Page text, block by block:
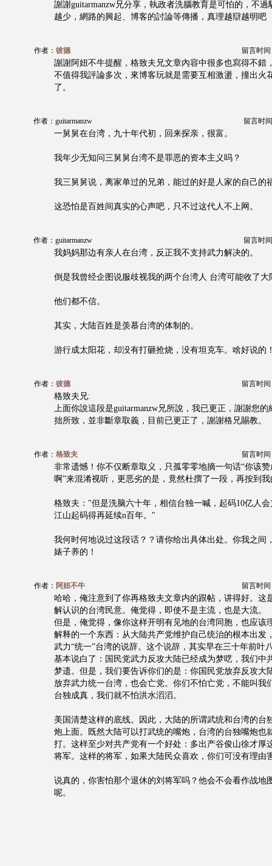
謝謝guitarmanzw兄分享，執政者洗腦教育是可怕的，不
越少，網路的興起、博客的討論等傳播，真理越辯越明吧
作者： 彼德 留言时间
謝謝阿妞不牛提醒，格致夫兄文章內容中很多也寫得不錯
不值得我評論多次，來博客玩就是需要互相激盪，撞出火
了。
作者：guitarmanzw 留言时
一舅舅在台湾，九十年代初，回来探亲，很富。
我年少无知问三舅舅台湾不是罪恶的资本主义吗？
我三舅舅说，离家单过的兄弟，能过的好是人家的自己的
这恐怕是百姓间真实的心声吧，只不过这代人不上网。
作者：guitarmanzw 留言时
我妈妈那边有亲人在台湾，反正我不支持武力解决的。
倒是我曾经企图说服歧视我的两个台湾人 台湾可能收了大
他们都不信。
其实，大陆百姓是羡慕台湾的体制的。
游行成太阳花，却没有打砸抢烧，没有坦克车。啥好说的
作者： 彼德 留言时间
格致夫兄:
上面你說這段是guitarmanzw兄所說，我已更正，謝謝您
拙所致，並非斷章取義，目前已更正了，謝謝格兄賜教。
作者： 格致夫 留言时间
非常遗憾！你不仅断章取义，只孤零零地摘一句话“你该
啊”来混淆视听，更恶劣的是，竟然杜撰了一段，再按到
格致夫："但是洗脑六十年，相信台独一喊，起码10亿人
江山起码得再延续n百年。"
我何时何地说过这段话？？请你给出具体出处。你我之间
婊子养的！
作者： 阿妞不牛 留言时间
哈哈，俺注意到了你再格致夫文章内的跟帖，讲得好。这
解认识的台湾民意。俺觉得，即使不是主流，也是大流。
但是，俺觉得，像你这样开明有见地的台湾同胞，也应该
解释的一个东西：从大陆共产党维护自己统治的根本出发
武力“统一”台湾的说辞。这个说辞，其实早在三十年前叶
基本说白了：国民党武力反攻大陆已经成为梦呓，我们中
梦遗。但是，我们要告诉你们的是：你国民党放弃反攻大
放弃武力统一台湾，也会亡党。你们不怕亡党，不能叫我
台独成真，我们就不怕洪水滔滔。
美国清楚这样的底线。因此，大陆的所谓武统和台湾的台
炮上面。既然大陆可以打武统的嘴炮，台湾的台独嘴炮也
打。这样至少对共产党有一个好处：多出产谷俊山徐才厚
将军。这样的将军，如果大陆民众喜欢，你们可没有理由
说真的，你害怕那个退休的刘将军吗？他会不会看作战地
呢。